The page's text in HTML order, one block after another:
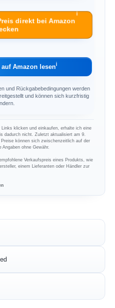
direkt bei Amazon
ℹ︎
Amazon lesenℹ︎
und Rückgabebedingungen werden
und können sich kurzfristig
klicken und einkaufen, erhalte ich eine
dadurch nicht. Zuletzt aktualisiert am 9.
können sich zwischenzeitlich auf der
ohne Gewähr.
Verkaufspreis eines Produkts, wie
einem Lieferanten oder Händler zur